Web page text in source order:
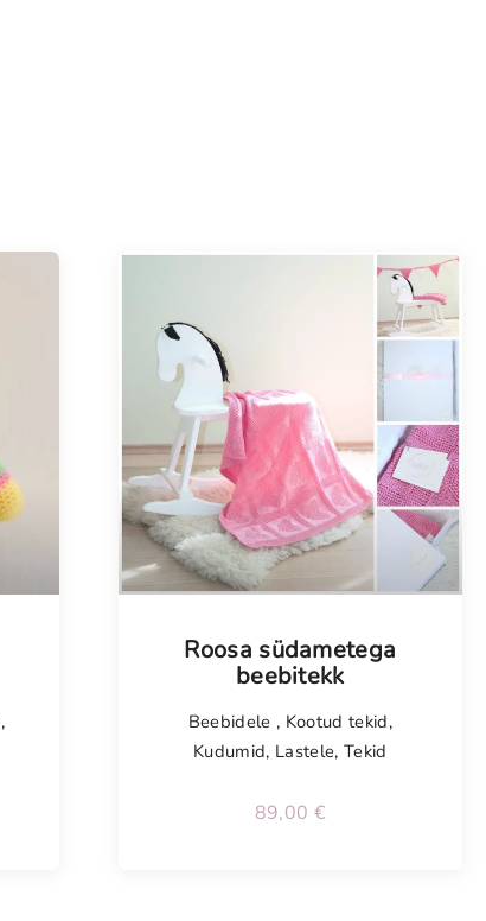
,
Roosa südametega
beebitekk
Beebidele , Kootud tekid,
Kudumid, Lastele, Tekid
89,00 €